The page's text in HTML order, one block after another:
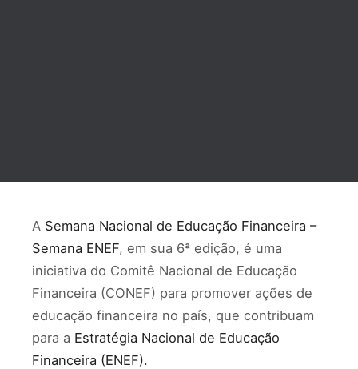
A Semana Nacional de Educação Financeira –
Semana ENEF, em sua 6ª edição, é uma
iniciativa do Comitê Nacional de Educação
Financeira (CONEF) para promover ações de
educação financeira no país, que contribuam
para a Estratégia Nacional de Educação
Financeira (ENEF).